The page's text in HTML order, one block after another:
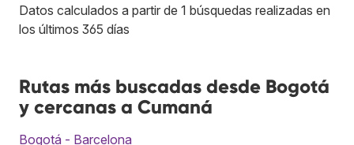
Datos calculados a partir de 1 búsquedas realizadas en
los últimos 365 días
Rutas más buscadas desde Bogotá
y cercanas a Cumaná
Bogotá - Barcelona